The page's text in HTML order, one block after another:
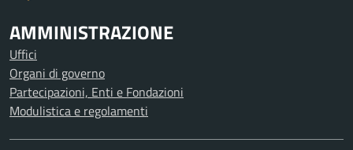
AMMINISTRAZIONE
Uffici
Organi di governo
Partecipazioni, Enti e Fondazioni
Modulistica e regolamenti